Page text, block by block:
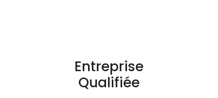
Entreprise
Qualifiée